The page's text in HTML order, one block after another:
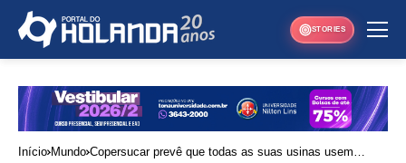
STORIES
Início Mundo Copersucar prevê que todas as suas usinas usem